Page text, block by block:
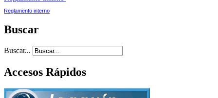
Reglamento interno
Buscar
Buscar...
Accesos Rápidos